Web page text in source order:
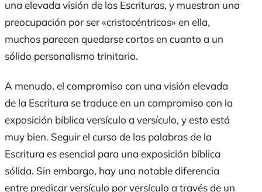
una elevada visión de las Escrituras, y muestran una
preocupación por ser «cristocéntricos» en ella,
muchos parecen quedarse cortos en cuanto a un
sólido personalismo trinitario.
A menudo, el compromiso con una visión elevada
de la Escritura se traduce en un compromiso con la
exposición bíblica versículo a versículo, y esto está
muy bien. Seguir el curso de las palabras de la
Escritura es esencial para una exposición bíblica
sólida. Sin embargo, hay una notable diferencia
entre predicar versículo por versículo a través de un